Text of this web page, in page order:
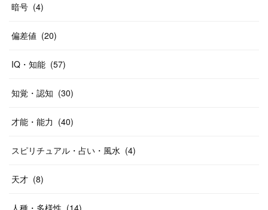
暗号 (4)
偏差値 (20)
IQ・知能 (57)
知覚・認知 (30)
才能・能力 (40)
スピリチュアル・占い・風水 (4)
天才 (8)
人種・多様性 (14)